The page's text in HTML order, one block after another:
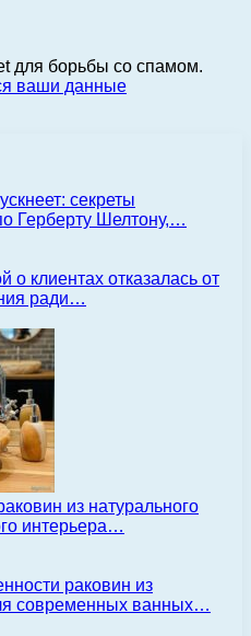
для борьбы со спамом.
ваши данные
секреты
Герберту Шелтону,…
о клиентах отказалась от
ради…
из натурального
интерьера…
раковин из
современных ванных…